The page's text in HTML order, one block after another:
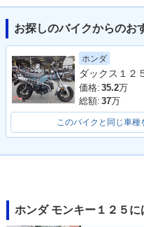
5・フルモデルチェ
ンジ
お探しのバイクからのお
ホンダ
価格: 35.2万
総額: 37万
このバイクと同じ車種
ホンダ モンキー１２５